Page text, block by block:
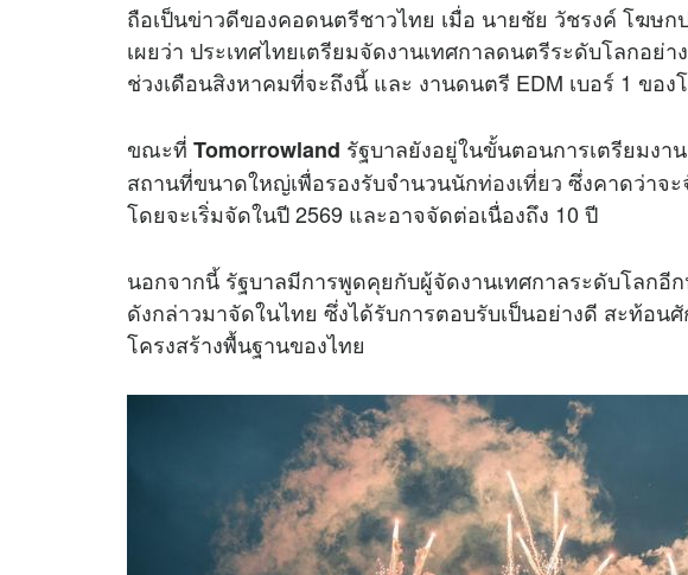
ถือเป็นข่าวดีของคอดนตรีชาวไทย เมื่อ นายชัย วัชรงค์ โฆษก
เผยว่า ประเทศไทยเตรียมจัดงานเทศกาลดนตรีระดับโลกอย่
ช่วงเดือนสิงหาคมที่จะถึงนี้ และ งานดนตรี EDM เบอร์ 1 ของ
ขณะที่ Tomorrowland รัฐบาลยังอยู่ในขั้นตอนการเตรียมง
สถานที่ขนาดใหญ่เพื่อรองรับจำนวนนักท่องเที่ยว ซึ่งคาดว่าจ
โดยจะเริ่มจัดในปี 2569 และอาจจัดต่อเนื่องถึง 10 ปี
นอกจากนี้ รัฐบาลมีการพูดคุยกับผู้จัดงานเทศกาลระดับโลกอี
ดังกล่าวมาจัดในไทย ซึ่งได้รับการตอบรับเป็นอย่างดี สะท้อ
โครงสร้างพื้นฐานของไทย